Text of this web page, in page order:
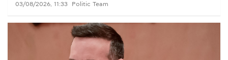
03/08/2026, 11:33 Politic Team